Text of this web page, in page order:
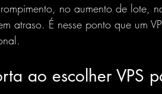
no aumento de lote,
atraso. É nesse ponto que um
ao escolher VPS